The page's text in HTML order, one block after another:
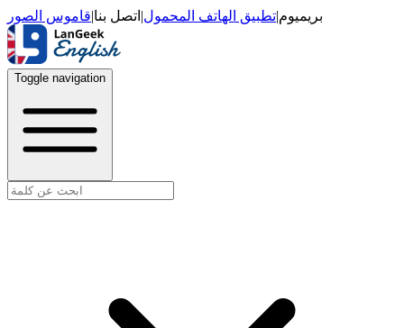
بريميوم|تطبيق الهاتف المحمول| اتصل بنا|قاموس الصور
Toggle navigation